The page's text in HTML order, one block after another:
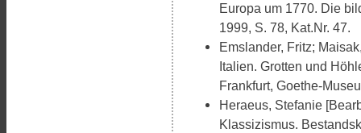
Europa um 1770. Die
1999, S. 78, Kat.Nr. 47.
Emslander, Fritz;
Italien. Grotten und
Frankfurt, Goethe-
Heraeus, Stefanie
Klassizismus.